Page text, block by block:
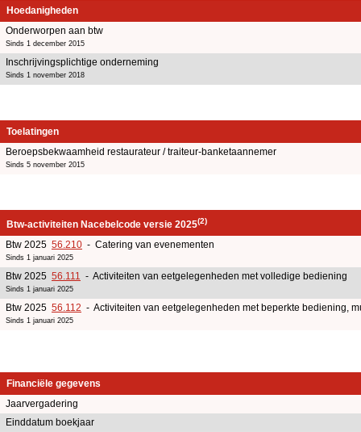
Hoedanigheden
Onderworpen aan btw
Sinds 1 december 2015
Inschrijvingsplichtige onderneming
Sinds 1 november 2018
Toelatingen
Beroepsbekwaamheid restaurateur / traiteur-banketaannemer
Sinds 5 november 2015
Btw-activiteiten Nacebelcode versie 2025(2)
Btw 2025 56.210 - Catering van evenementen
Sinds 1 januari 2025
Btw 2025 56.111 - Activiteiten van eetgelegenheden met volledige bediening
Sinds 1 januari 2025
Btw 2025 56.112 - Activiteiten van eetgelegenheden met beperkte bediening,
Sinds 1 januari 2025
Financiële gegevens
Jaarvergadering
Einddatum boekjaar